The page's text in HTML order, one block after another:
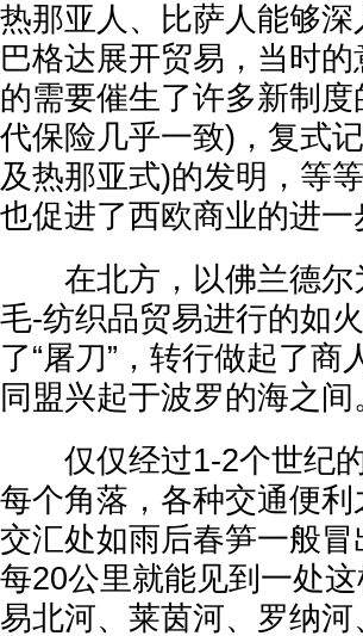
热那亚人、比萨人能够
巴格达展开贸易，当时
的需要催生了许多新制
代保险几乎一致)，复式
及热那亚式)的发明，等
也促进了西欧商业的进一
在北方，以佛兰德尔
毛-纺织品贸易进行的如
了“屠刀”，转行做起了
同盟兴起于波罗的海之间
仅仅经过1-2个世纪的
每个角落，各种交通便
交汇处如雨后春笋一般
每20公里就能见到一处
易北河、莱茵河、罗纳